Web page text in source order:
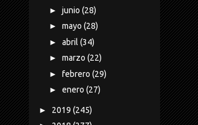
► junio (28)
► mayo (28)
► abril (34)
► marzo (22)
► febrero (29)
► enero (27)
► 2019 (245)